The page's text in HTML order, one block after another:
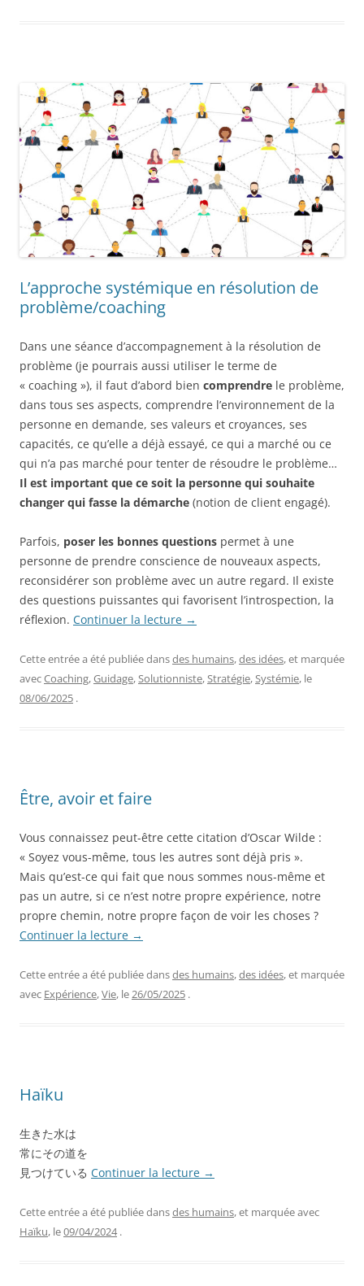
L’approche systémique en résolution de
problème/coaching
Dans une séance d’accompagnement à la résolution de
problème (je pourrais aussi utiliser le terme de
« coaching »), il faut d’abord bien comprendre le problème,
dans tous ses aspects, comprendre l’environnement de la
personne en demande, ses valeurs et croyances, ses
capacités, ce qu’elle a déjà essayé, ce qui a marché ou ce
qui n’a pas marché pour tenter de résoudre le problème…
Il est important que ce soit la personne qui souhaite
changer qui fasse la démarche (notion de client engagé).
Parfois, poser les bonnes questions permet à une
personne de prendre conscience de nouveaux aspects,
reconsidérer son problème avec un autre regard. Il existe
des questions puissantes qui favorisent l’introspection, la
réflexion. Continuer la lecture →
Cette entrée a été publiée dansdes humains,des idées, et marquée
avecCoaching,Guidage,Solutionniste,Stratégie,Systémie, le
08/06/2025 .
Être, avoir et faire
Vous connaissez peut-être cette citation d’Oscar Wilde :
« Soyez vous-même, tous les autres sont déjà pris ».
Mais qu’est-ce qui fait que nous sommes nous-même et
pas un autre, si ce n’est notre propre expérience, notre
propre chemin, notre propre façon de voir les choses ?
Continuer la lecture →
Cette entrée a été publiée dansdes humains,des idées, et marquée
avec Expérience,Vie, le26/05/2025 .
Haïku
生きた水は
常にその道を
見つけている Continuer la lecture →
Cette entrée a été publiée dansdes humains, et marquée avec
Haïku, le09/04/2024 .